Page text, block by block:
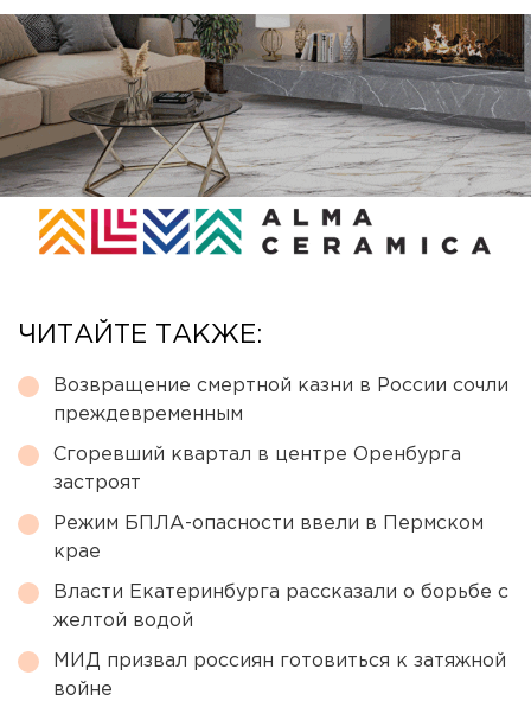
ЧИТАЙТЕ ТАКЖЕ:
Возвращение смертной казни в России сочли
преждевременным
Сгоревший квартал в центре Оренбурга
застроят
Режим БПЛА-опасности ввели в Пермском
крае
Власти Екатеринбурга рассказали о борьбе с
желтой водой
МИД призвал россиян готовиться к затяжной
войне